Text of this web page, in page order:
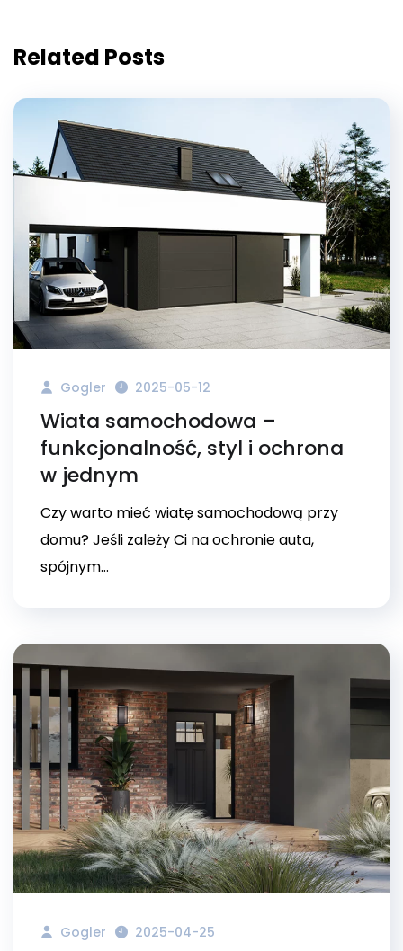
Related Posts
Gogler 2025-05-12
Wiata samochodowa –
funkcjonalność, styl i ochrona
w jednym
Czy warto mieć wiatę samochodową przy
domu? Jeśli zależy Ci na ochronie auta,
spójnym...
Gogler 2025-04-25